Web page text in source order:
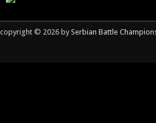
copyright © 2026 by Serbian Battle